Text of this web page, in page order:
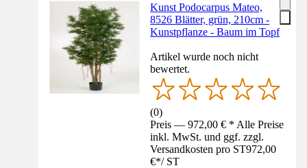
Kunst Podocarpus Mateo,
8526 Blätter, grün, 210cm -
Kunstpflanze - Baum im Topf
Artikel wurde noch nicht
bewertet.
(0)
Preis — 972,00 € * Alle Preise
inkl. MwSt. und ggf. zzgl.
Versandkosten pro ST972,00
€*/ ST